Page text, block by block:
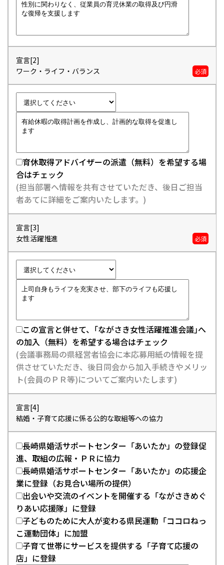
宣言[2]
ワーク・ライフ・バランス
必須
育休取得アドバイザーの派遣（無料）を希望する場
合はチェック
(担当部署へ情報を共有させていただき、後日ご担当
者あてに詳細をご案内いたします。)
宣言[3]
女性活躍推進
必須
この宣言と併せて、｢ながさき女性活躍推進会議｣へ
の加入（無料）を希望する場合はチェック
(会議事務局の県経営者協会に本応募用紙の情報を提
供させていただき、後日同会から加入手続きやメリッ
ト(会員のＰＲ等)についてご案内いたします)
宣言[4]
結婚・子育て応援に係る公的な取組等への協力
長崎県婚活サポートセンター「あいたか」の登録促
進、取組の広報・ＰＲに協力
長崎県婚活サポートセンター「あいたか」の応援企
業に登録（お見合い場所の提供）
出会いや交流のイベントを開催する「ながさきめぐ
りあい応援隊」に登録
子どものために大人が変わる県民運動「ココロねっ
こ運動団体」に加盟
子育て世帯にサービスを提供する「子育て応援の
店」に登録